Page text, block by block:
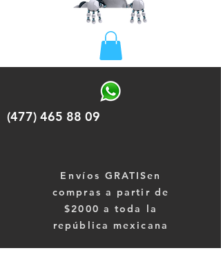
(477) 465 88 09
Envíos GRATISen
compras a partir de
$2000 a toda la
república mexicana